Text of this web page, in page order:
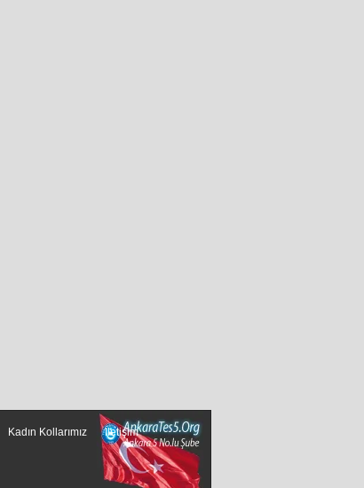
Kadın Kollarımız
İletişim